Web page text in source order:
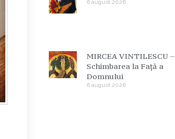
6 august 2026
MIRCEA VINTILESCU –
Schimbarea la Față a
Domnului
6 august 2026